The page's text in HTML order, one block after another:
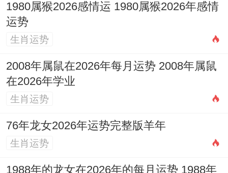
1980属猴2026感情运 1980属猴2026年感情
运势
生肖运势
2008年属鼠在2026年每月运势 2008年属鼠
在2026年学业
生肖运势
76年龙女2026年运势完整版羊年
生肖运势
1988年的龙女在2026年的每月运势 1988年